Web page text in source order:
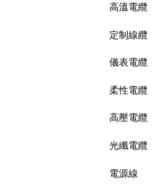
高溫電纜
定制線纜
儀表電纜
柔性電纜
高壓電纜
光纖電纜
電源線